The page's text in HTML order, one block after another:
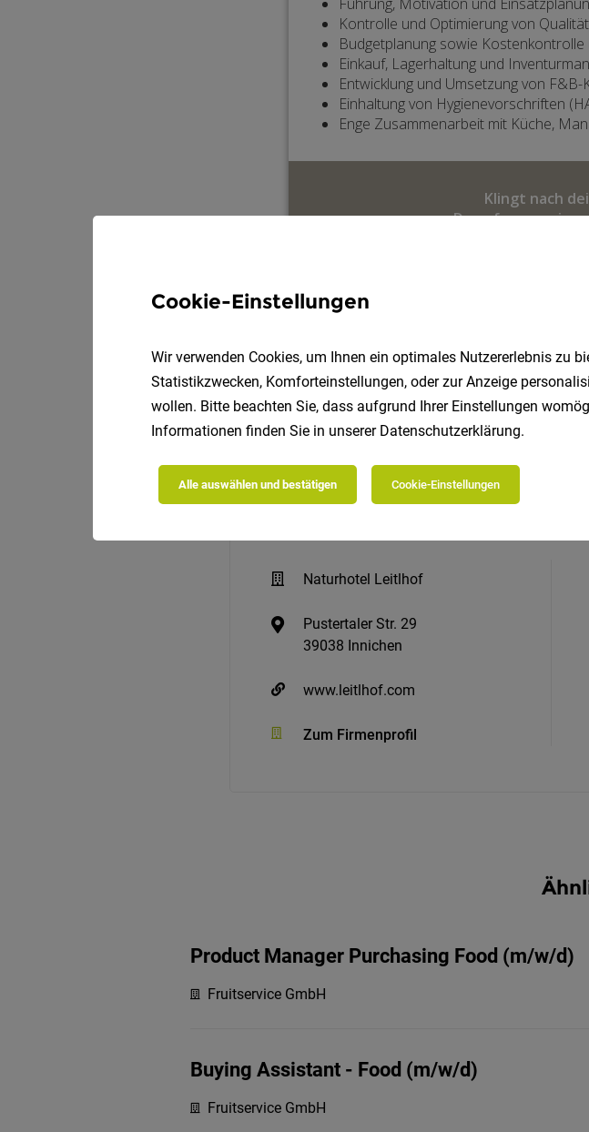
Naturhotel Leitlhof
Pustertaler Str. 29
39038 Innichen
www.leitlhof.com
Zum Firmenprofil
Product Manager Purchasing Food (m/w/d)
Fruitservice GmbH
Buying Assistant - Food (m/w/d)
Fruitservice GmbH
Cookie-Einstellungen
Wir verwenden Cookies, um Ihnen ein optimales Nutzererlebnis zu
Statistikzwecken, Komforteinstellungen, oder zur Anzeige
wollen. Bitte beachten Sie, dass aufgrund Ihrer Einstellungen
Informationen finden Sie in unserer Datenschutzerklärung.
Alle auswählen und bestätigen Cookie-Einstellungen